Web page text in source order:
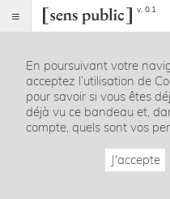
v. 0.1
Index
Article
Citer /
Partager
En poursuivant votre
acceptez l’utilisation de
pour savoir si vous êtes
déjà vu ce bandeau et,
compte, quels sont vos
J'accepte